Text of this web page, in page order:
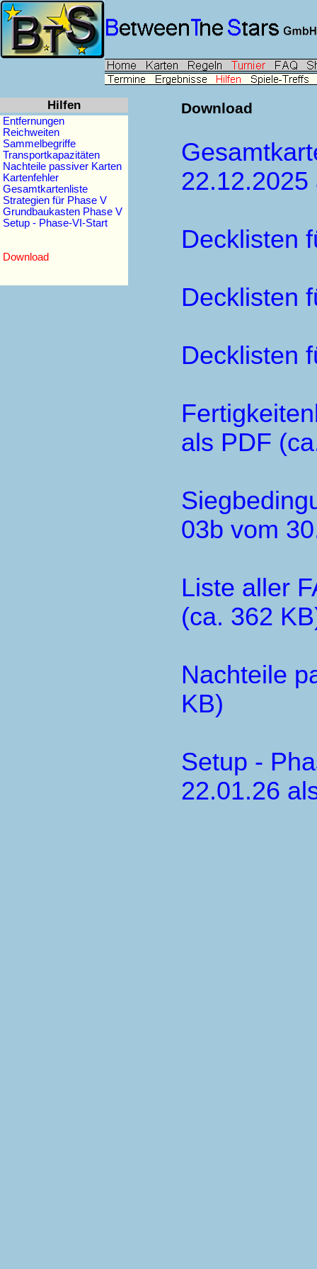
Hilfen
Entfernungen
Reichweiten
Sammelbegriffe
Transportkapazitäten
Nachteile passiver Karten
Kartenfehler
Gesamtkartenliste
Strategien für Phase V
Grundbaukasten Phase V
Setup - Phase-VI-Start
Download
Download
Decklisten
Decklisten
Decklisten
als PDF
03b vom
Liste aller
(ca. 362
Nachteile
KB)
Setup -
22.01.26